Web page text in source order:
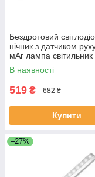
Бездротовий
нічник з датчиком
мАг лампа світильник
настінний від USB
В наявності
519 ₴ 682 ₴
Купити
–27%